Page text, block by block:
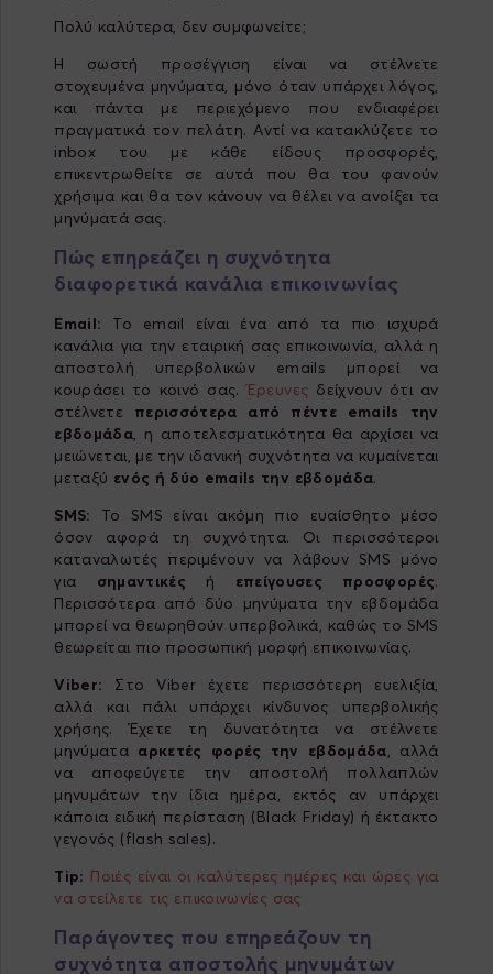
Πολύ καλύτερα, δεν συμφωνείτε;
Η σωστή προσέγγιση είναι να στέλνετε
στοχευμένα μηνύματα, μόνο όταν υπάρχει λόγος,
και πάντα με περιεχόμενο που ενδιαφέρει
πραγματικά τον πελάτη. Αντί να κατακλύζετε το
inbox του με κάθε είδους προσφορές,
επικεντρωθείτε σε αυτά που θα του φανούν
χρήσιμα και θα τον κάνουν να θέλει να ανοίξει τα
μηνύματά σας.
Πώς επηρεάζει η συχνότητα
διαφορετικά κανάλια επικοινωνίας
Email: Το email είναι ένα από τα πιο ισχυρά
κανάλια για την εταιρική σας επικοινωνία, αλλά η
αποστολή υπερβολικών emails μπορεί να
κουράσει το κοινό σας.Έρευνες δείχνουν ότι αν
στέλνετε περισσότερα από πέντε emails την
εβδομάδα , η αποτελεσματικότητα θα αρχίσει να
μειώνεται, με την ιδανική συχνότητα να κυμαίνεται
μεταξύ ενός ή δύο emails την εβδομάδα.
SMS: Το SMS είναι ακόμη πιο ευαίσθητο μέσο
όσον αφορά τη συχνότητα. Οι περισσότεροι
καταναλωτές περιμένουν να λάβουν SMS μόνο
για σημαντικές ή επείγουσες προσφορές.
Περισσότερα από δύο μηνύματα την εβδομάδα
μπορεί να θεωρηθούν υπερβολικά, καθώς το SMS
θεωρείται πιο προσωπική μορφή επικοινωνίας.
Viber: Στο Viber έχετε περισσότερη ευελιξία,
αλλά και πάλι υπάρχει κίνδυνος υπερβολικής
χρήσης. Έχετε τη δυνατότητα να στέλνετε
μηνύματα αρκετές φορές την εβδομάδα , αλλά
να αποφεύγετε την αποστολή πολλαπλών
μηνυμάτων την ίδια ημέρα, εκτός αν υπάρχει
κάποια ειδική περίσταση (Black Friday) ή έκτακτο
γεγονός (flash sales).
Tip: Ποιές είναι οι καλύτερες ημέρες και ώρες για
να στείλετε τις επικοινωνίες σας
Παράγοντες που επηρεάζουν τη
συχνότητα αποστολής μηνυμάτων